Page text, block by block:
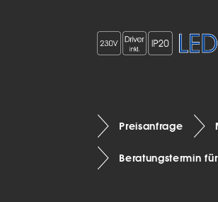
Preisanfrage
Beratungstermin